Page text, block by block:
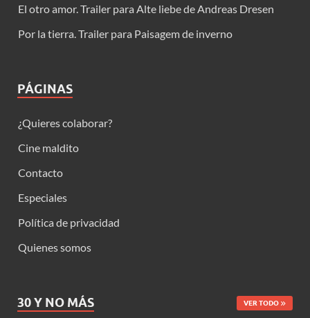
El otro amor. Trailer para Alte liebe de Andreas Dresen
Por la tierra. Trailer para Paisagem de inverno
PÁGINAS
¿Quieres colaborar?
Cine maldito
Contacto
Especiales
Política de privacidad
Quienes somos
30 Y NO MÁS VER TODO